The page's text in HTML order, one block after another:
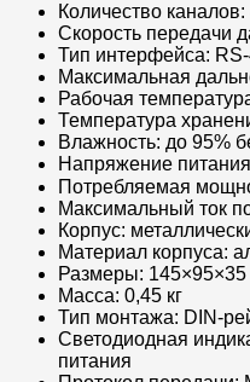
Количество каналов:
Скорость передачи
Тип интерфейса:
Максимальная
Рабочая
Температура
Влажность: до 95%
Напряжение
Потребляемая
Максимальный ток
Корпус:
Материал корпуса:
Размеры:
Масса: 0,45 кг
Тип монтажа: DIN-
Светодиодная
питания